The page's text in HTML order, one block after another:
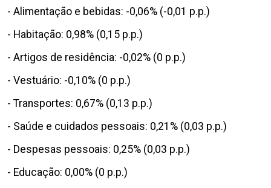
- Alimentação e bebidas: -0,06% (-0,01 p.p.)
- Habitação: 0,98% (0,15 p.p.)
- Artigos de residência: -0,02% (0 p.p.)
- Vestuário: -0,10% (0 p.p.)
- Transportes: 0,67% (0,13 p.p.)
- Saúde e cuidados pessoais: 0,21% (0,03 p.p.)
- Despesas pessoais: 0,25% (0,03 p.p.)
- Educação: 0,00% (0 p.p.)